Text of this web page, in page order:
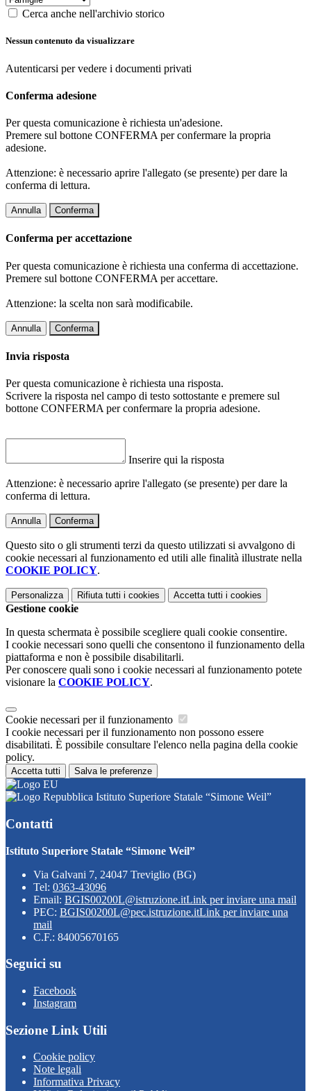
Cerca anche nell'archivio storico
Nessun contenuto da visualizzare
Autenticarsi per vedere i documenti privati
Conferma adesione
Per questa comunicazione è richiesta un'adesione.
Premere sul bottone CONFERMA per confermare la propria
adesione.
Attenzione: è necessario aprire l'allegato (se presente) per dare la
conferma di lettura.
Annulla Conferma
Conferma per accettazione
Per questa comunicazione è richiesta una conferma di accettazione.
Premere sul bottone CONFERMA per accettare.
Attenzione: la scelta non sarà modificabile.
Annulla Conferma
Invia risposta
Per questa comunicazione è richiesta una risposta.
Scrivere la risposta nel campo di testo sottostante e premere sul
bottone CONFERMA per confermare la propria adesione.
Inserire qui la risposta
Attenzione: è necessario aprire l'allegato (se presente) per dare la
conferma di lettura.
Annulla Conferma
Questo sito o gli strumenti terzi da questo utilizzati si avvalgono di
cookie necessari al funzionamento ed utili alle finalità illustrate nella
COOKIE POLICY.
Personalizza Rifiuta tutti i cookies Accetta tutti i cookies
Gestione cookie
In questa schermata è possibile scegliere quali cookie consentire.
I cookie necessari sono quelli che consentono il funzionamento della
piattaforma e non è possibile disabilitarli.
Per conoscere quali sono i cookie necessari al funzionamento potete
visionare la COOKIE POLICY.
Cookie necessari per il funzionamento
I cookie necessari per il funzionamento non possono essere
disabilitati. È possibile consultare l'elenco nella pagina della cookie
policy.
Accetta tutti Salva le preferenze
Istituto Superiore Statale “Simone Weil”
Contatti
Istituto Superiore Statale “Simone Weil”
Via Galvani 7, 24047 Treviglio (BG)
Tel: 0363-43096
Email: BGIS00200L@istruzione.itLink per inviare una mail
PEC: BGIS00200L@pec.istruzione.itLink per inviare una
mail
C.F.: 84005670165
Seguici su
Facebook
Instagram
Sezione Link Utili
Cookie policy
Note legali
Informativa Privacy